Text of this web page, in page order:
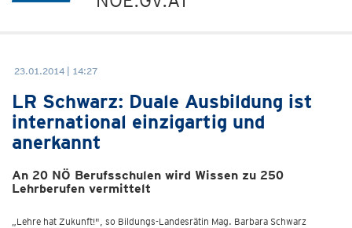
23.01.2014 | 14:27
LR Schwarz: Duale Ausbildung ist
international einzigartig und
anerkannt
An 20 NÖ Berufsschulen wird Wissen zu 250
Lehrberufen vermittelt
„Lehre hat Zukunft!", so Bildungs-Landesrätin Mag. Barbara Schwarz